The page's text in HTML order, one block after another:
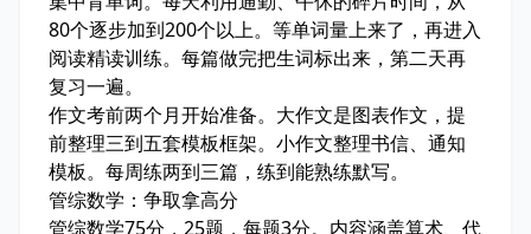
80个逐步加到200个以上。等单词量上来了，再进入
阅读精读训练。每篇做完把生词标出来，第二天再
复习一遍。
作文考前两个月开始准备。大作文是图表作文，提
前整理三到五套模板框架。小作文整理书信、通知
模板。每周练两到三篇，练到能熟练默写。
管综数学：争取拿高分
管综数学75分，25题，每题3分。内容涵盖算术、代